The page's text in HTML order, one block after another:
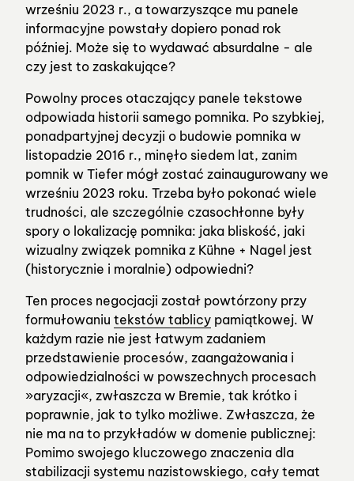
wrześniu 2023 r., a towarzyszące mu panele
informacyjne powstały dopiero ponad rok
później. Może się to wydawać absurdalne - ale
czy jest to zaskakujące?
Powolny proces otaczający panele tekstowe
odpowiada historii samego pomnika. Po szybkiej,
ponadpartyjnej decyzji o budowie pomnika w
listopadzie 2016 r., minęło siedem lat, zanim
pomnik w Tiefer mógł zostać zainaugurowany we
wrześniu 2023 roku. Trzeba było pokonać wiele
trudności, ale szczególnie czasochłonne były
spory o lokalizację pomnika: jaka bliskość, jaki
wizualny związek pomnika z Kühne + Nagel jest
(historycznie i moralnie) odpowiedni?
Ten proces negocjacji został powtórzony przy
formułowaniu tekstów tablicy pamiątkowej. W
każdym razie nie jest łatwym zadaniem
przedstawienie procesów, zaangażowania i
odpowiedzialności w powszechnych procesach
»aryzacji«, zwłaszcza w Bremie, tak krótko i
poprawnie, jak to tylko możliwe. Zwłaszcza, że
nie ma na to przykładów w domenie publicznej:
Pomimo swojego kluczowego znaczenia dla
stabilizacji systemu nazistowskiego, cały temat